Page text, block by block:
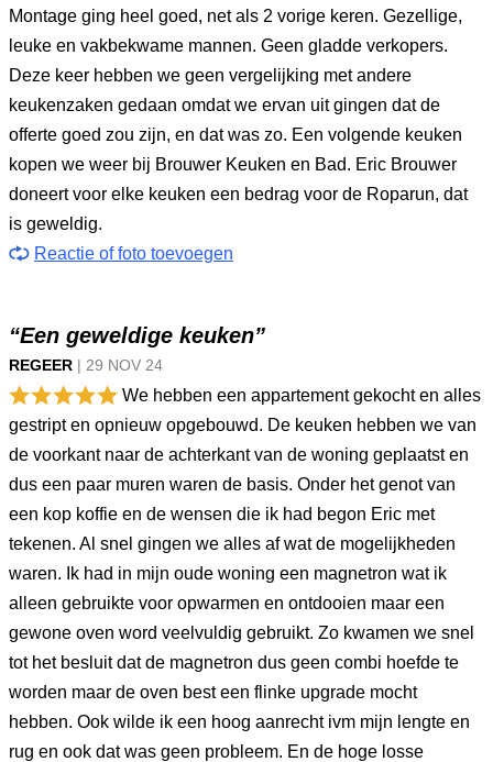
Montage ging heel goed, net als 2 vorige keren. Gezellige,
leuke en vakbekwame mannen. Geen gladde verkopers.
Deze keer hebben we geen vergelijking met andere
keukenzaken gedaan omdat we ervan uit gingen dat de
offerte goed zou zijn, en dat was zo. Een volgende keuken
kopen we weer bij Brouwer Keuken en Bad. Eric Brouwer
doneert voor elke keuken een bedrag voor de Roparun, dat
is geweldig.
Reactie of foto toevoegen
“Een geweldige keuken”
REGEER | 29 NOV 24
We hebben een appartement gekocht en alles
gestript en opnieuw opgebouwd. De keuken hebben we van
de voorkant naar de achterkant van de woning geplaatst en
dus een paar muren waren de basis. Onder het genot van
een kop koffie en de wensen die ik had begon Eric met
tekenen. Al snel gingen we alles af wat de mogelijkheden
waren. Ik had in mijn oude woning een magnetron wat ik
alleen gebruikte voor opwarmen en ontdooien maar een
gewone oven word veelvuldig gebruikt. Zo kwamen we snel
tot het besluit dat de magnetron dus geen combi hoefde te
worden maar de oven best een flinke upgrade mocht
hebben. Ook wilde ik een hoog aanrecht ivm mijn lengte en
rug en ook dat was geen probleem. En de hoge losse